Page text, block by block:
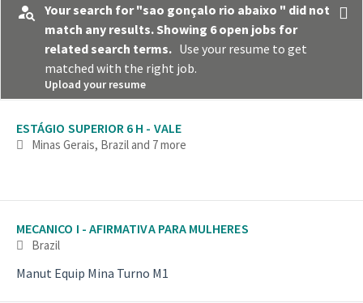
Your search for "sao gonçalo rio abaixo " did not
match any results. Showing 6 open jobs for
related search terms. Use your resume to get
matched with the right job.
Upload your resume
ESTÁGIO SUPERIOR 6 H - VALE
Minas Gerais, Braziland 7 more
MECANICO I - AFIRMATIVA PARA MULHERES
Brazil
Manut Equip Mina Turno M1